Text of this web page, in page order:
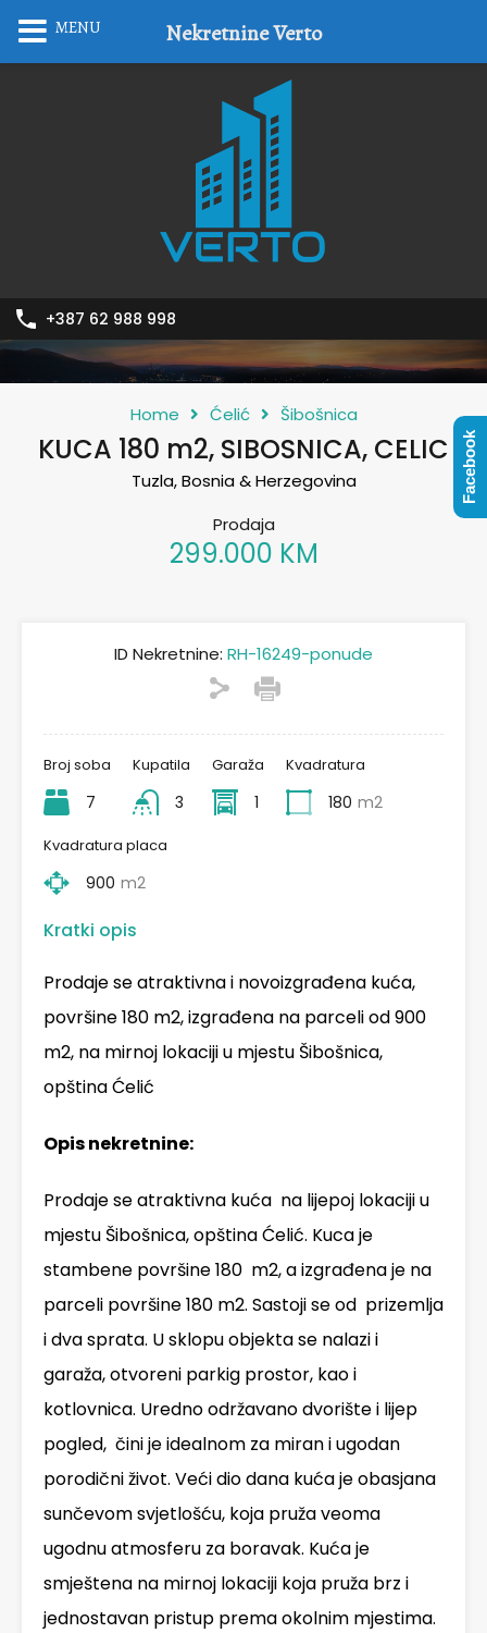
+387 62 988 998
Home Ćelić Šibošnica
KUCA 180 m2, SIBOSNICA, CELIC
Tuzla, Bosnia & Herzegovina
Prodaja
299.000 KM
ID Nekretnine: RH-16249-ponude
Broj soba
7
Kupatila
3
Garaža
1
Kvadratura
180 m2
Kvadratura placa
900 m2
Kratki opis
Prodaje se atraktivna i novoizgrađena kuća,
površine 180 m2, izgrađena na parceli od 900
m2, na mirnoj lokaciji u mjestu Šibošnica,
opština Ćelić
Opis nekretnine:
Prodaje se atraktivna kuća na lijepoj lokaciji u
mjestu Šibošnica, opština Ćelić. Kuca je
stambene površine 180 m2, a izgrađena je na
parceli površine 180 m2. Sastoji se od prizemlja
i dva sprata. U sklopu objekta se nalazi i
garaža, otvoreni parkig prostor, kao i
kotlovnica. Uredno održavano dvorište i lijep
pogled, čini je idealnom za miran i ugodan
porodični život. Veći dio dana kuća je obasjana
sunčevom svjetlošću, koja pruža veoma
ugodnu atmosferu za boravak. Kuća je
smještena na mirnoj lokaciji koja pruža brz i
jednostavan pristup prema okolnim mjestima.
MENU Nekretnine Verto
Facebook